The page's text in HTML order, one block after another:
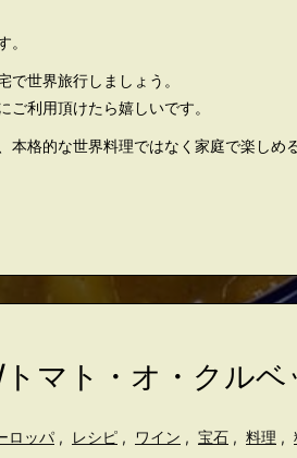
。
で世界旅行しましょう。
ご利用頂けたら嬉しいです。
本格的な世界料理ではなく家庭で楽しめ
マト・オ・クルベ
ロッパ , レシピ , ワイン , 宝石 , 料理 ,